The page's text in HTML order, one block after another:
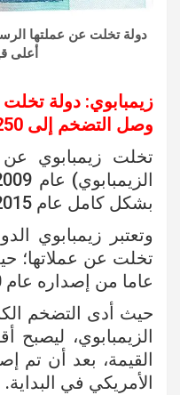
دولة تخلت عن عملتها
أعلى
زيمبابوي: دولة
وصل التضخم إلى 250 مليون بالمئة!
تخلت زيمبابوي عن
بشكل كامل عام 2015.
وتعتبر زيمبابوي
تخلت عن عملاتها؛
عاما من إصداره عام 1980.
حيث أدى التضخم
الزيمبابوي،
القيمة، بعد أن تم
الأمريكي في البداية.